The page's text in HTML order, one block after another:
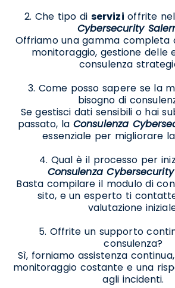
2. Che tipo di servizi offrite
Cybersecurity
Offriamo una gamma completa
monitoraggio, gestione delle
consulenza
3. Come posso sapere se la
bisogno di
Se gestisci dati sensibili o hai
passato, laConsulenza
essenziale per migliorare
4. Qual è il processo per
Consulenza
Basta compilare il modulo di
sito, e un esperto ti
valutazione
5. Offrite un supporto
consulenza?
Sì, forniamo assistenza
monitoraggio costante e una
agli incidenti.